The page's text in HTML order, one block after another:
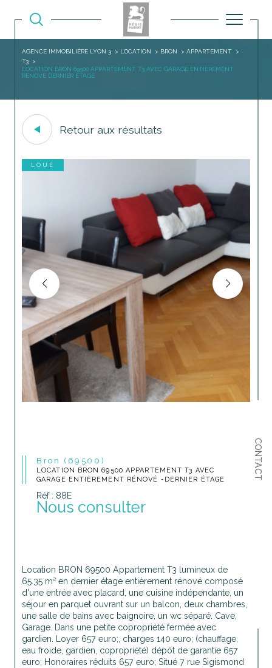
CONTACT
AGENCE IMMOBILIÈRE LYON 3 LOCATION BRON
APPARTEMENT
T3
LOCATION BRON 69500 APPARTEMENT T3 AVEC GARAGE ENTIEREMENT
RENOVE DERNIER ETAGE
Retour aux résultats
LOUÉ
Bron (69500)
LOCATION BRON 69500 APPARTEMENT T3 AVEC
GARAGE ENTIÈREMENT RÉNOVÉ -DERNIER ÉTAGE
Réf : 88E
Nous consulter
Location BRON 69500 Appartement T3 lumineux de
65.35 m² en dernier étage entièrement rénové composé
d'une entrée avec placard, une cuisine indépendante, un
séjour en parquet ouvrant sur un balcon, deux chambres,
une salle de bains avec baignoire, un wc séparé. Cave,
Garage. Dans une petite copropriété fermée avec
gardien. Loyer 657 euro;, charges 140 euro; (chauffage,
eau froide, gardien, copropriété) dépôt de garantie 657
euro; Honoraires réduits 657 euro; Situé 7 rue Sigismond